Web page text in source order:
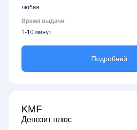
любая
Время выдачи
1-10 минут
Подробней
KMF
Депозит плюс